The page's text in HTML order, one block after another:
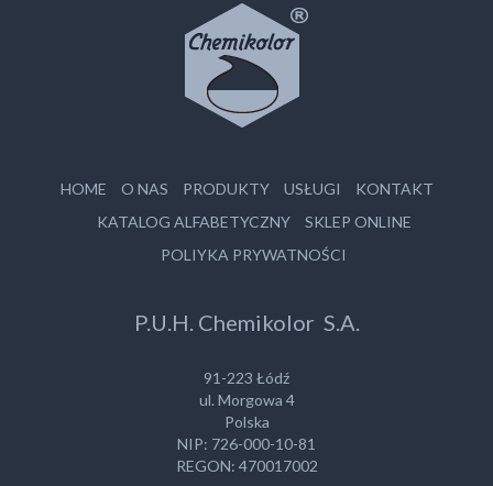
HOME O NAS PRODUKTY USŁUGI
KONTAKT
KATALOG ALFABETYCZNY
SKLEP ONLINE
POLIYKA PRYWATNOŚCI
P.U.H. Chemikolor S.A.
91-223 Łódź
ul. Morgowa 4
Polska
NIP: 726-000-10-81
REGON: 470017002